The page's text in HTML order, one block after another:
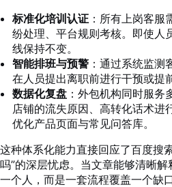
标准化培训认证 ：所有上岗客服
纷处理、平台规则考核。即使人
线保持不变。
智能排班与预警 ：通过系统监测
在人员提出离职前进行干预或提
数据化复盘 ：外包机构同时服
店铺的流失原因、高转化话术进
优化产品页面与常见问答库。
这种体系化能力直接回应了百度搜
吗”的深层忧虑。当文章能够清晰解
一个人，而是一套流程覆盖一个缺